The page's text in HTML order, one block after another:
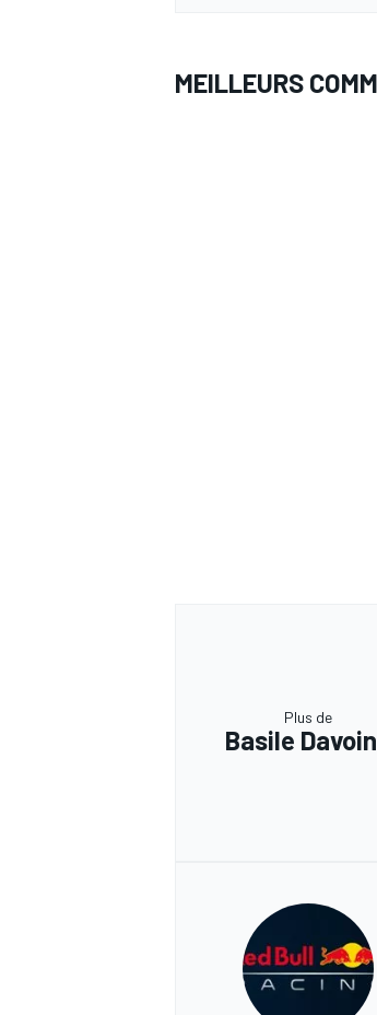
MEILLEURS
Plus de
Basile